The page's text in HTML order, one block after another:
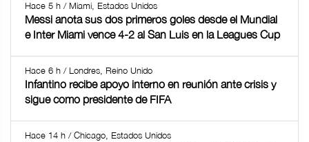
Hace 5 h / Miami, Estados Unidos
Messi anota sus dos primeros goles desde el Mundial
e Inter Miami vence 4-2 al San Luis en la Leagues Cup
Hace 6 h / Londres, Reino Unido
Infantino recibe apoyo interno en reunión ante crisis y
sigue como presidente de FIFA
Hace 14 h / Chicago, Estados Unidos